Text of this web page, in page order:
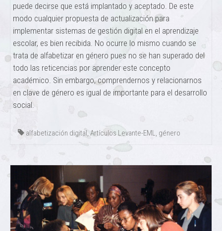
puede decirse que está implantado y aceptado. De este
modo cualquier propuesta de actualización para
implementar sistemas de gestión digital en el aprendizaje
escolar, es bien recibida. No ocurre lo mismo cuando se
trata de alfabetizar en género pues no se han superado del
todo las reticencias por aprender este concepto
académico. Sin embargo, comprendernos y relacionarnos
en clave de género es igual de importante para el desarrollo
social.
alfabetización digital Artículos Levante-EML género